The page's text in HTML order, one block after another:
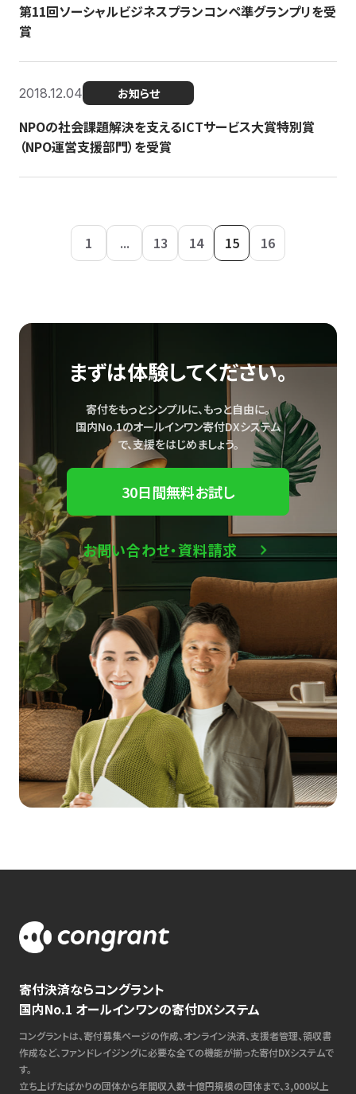
第11回ソーシャルビジネスプランコンペ準グランプリを受
賞
2018.12.04 お知らせ
NPOの社会課題解決を支えるICTサービス大賞特別賞
（NPO運営支援部門）を受賞
1 ... 13 14 15 16
まずは体験してください。
寄付をもっとシンプルに、もっと自由に。
国内No.1のオールインワン寄付DXシステム
で、支援をはじめましょう。
30日間無料お試し
お問い合わせ・資料請求
寄付決済ならコングラント
国内No.1 オールインワンの寄付DXシステム
コングラントは、寄付募集ページの作成、オンライン決済、支援者管理、領収書
作成など、ファンドレイジングに必要な全ての機能が揃った寄付DXシステムで
す。
立ち上げたばかりの団体から年間収入数十億円規模の団体まで、3,000以上